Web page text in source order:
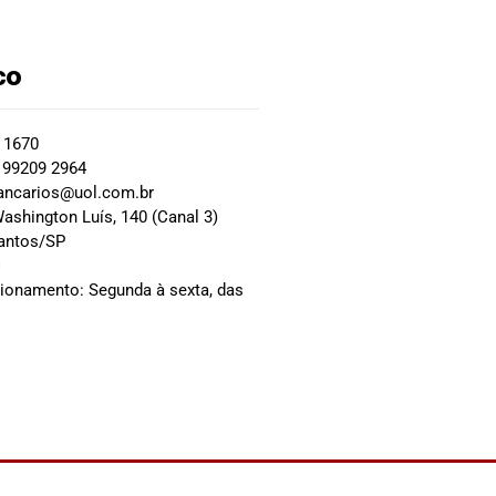
2964
Luís, 140 (Canal 3)
SP
Segunda à sexta, das